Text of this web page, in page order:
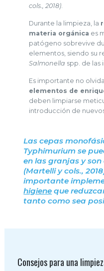
cols., 2018)
Durante la limpieza, la
materia orgánica es
patógeno sobrevive
elementos, siendo su
Salmonella spp. de las
Es importante no
elementos de
deben limpiarse
introducción de
Las cepas
Typhimurium se
en las granjas y
(Martelli y cols.,
importante
higiene que
tanto como sea
Consejos para una